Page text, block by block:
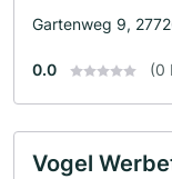
Gartenweg 9,
0.0 (0
Vogel